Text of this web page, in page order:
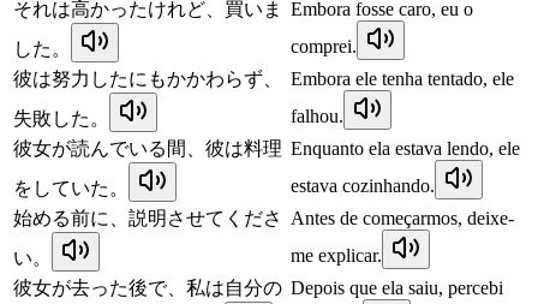
それは高かったけれど、買いま
した。
Embora fosse caro, eu o
comprei.
彼は努力したにもかかわらず、
失敗した。
Embora ele tenha tentado, ele
falhou.
彼女が読んでいる間、彼は料理
をしていた。
Enquanto ela estava lendo, ele
estava cozinhando.
始める前に、説明させてくださ
い。
Antes de começarmos, deixe-
me explicar.
彼女が去った後で、私は自分の Depois que ela saiu, percebi